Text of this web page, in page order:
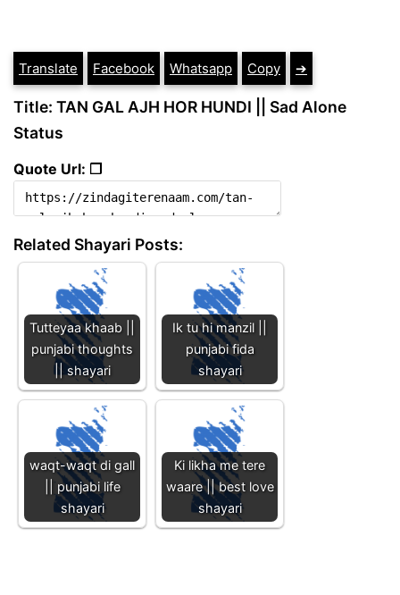
Translate Facebook Whatsapp Copy ➔
Title: TAN GAL AJH HOR HUNDI || Sad Alone
Status
Quote Url: ❐
Related Shayari Posts:
Tutteyaa khaab ||
punjabi thoughts
|| shayari
Ik tu hi manzil ||
punjabi fida
shayari
waqt-waqt di gall
|| punjabi life
shayari
Ki likha me tere
waare || best love
shayari